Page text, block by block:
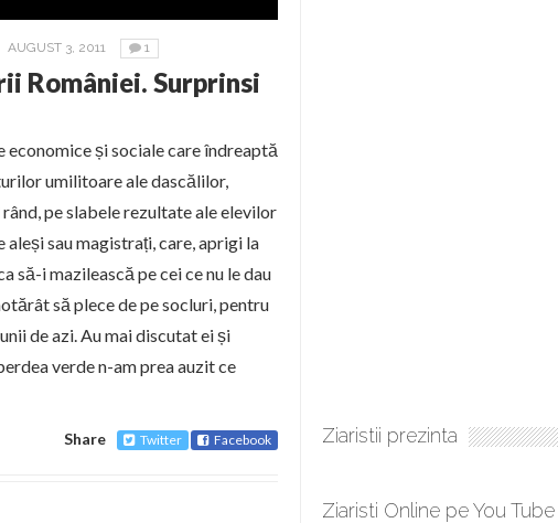
AUGUST 3, 2011 1
României. Surprinsi
și sociale care îndreaptă
umilitoare ale dascălilor,
pe slabele rezultate ale elevilor
sau magistrați, care, aprigi la
să-i mazilească pe cei ce nu le dau
să plece de pe socluri, pentru
de azi. Au mai discutat ei și
verde n-am prea auzit ce
Share Twitter Facebook Ziaristii prezinta
Ziaristi Online pe You Tube